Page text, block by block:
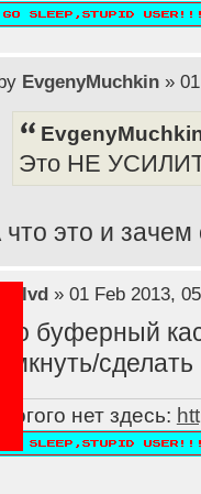
EvgenyMuchkin» 01
Это НЕ
что это и
lvd» 01 Feb 2013,
буферный
нет здесь: